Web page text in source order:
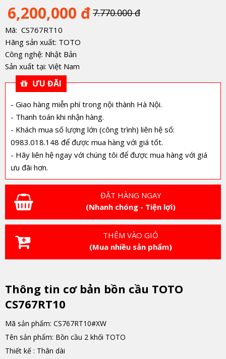
6,200,000 đ 7.770.000 đ
Mã: CS767RT10
Hãng sản xuất: TOTO
Công nghệ: Nhật Bản
Sản xuất tại: Việt Nam
ƯU ĐÃI
- Giao hàng miễn phí trong nội thành Hà Nội.
- Thanh toán khi nhận hàng.
- Khách mua số lượng lớn (công trình) liên hệ số:
0983.018.148 để được mua hàng với giá tốt.
- Hãy liên hệ ngay với chúng tôi để được mua hàng với giá
ưu đãi hơn.
ĐẶT HÀNG NGAY
(Nhanh chóng - Tiện lợi)
THÊM VÀO GIỎ
(Mua nhiều sản phẩm)
Thông tin cơ bản bồn cầu TOTO
CS767RT10
Mã sản phẩm: CS767RT10#XW
Tên sản phẩm: Bồn cầu 2 khối TOTO
Thiết kế : Thân dài